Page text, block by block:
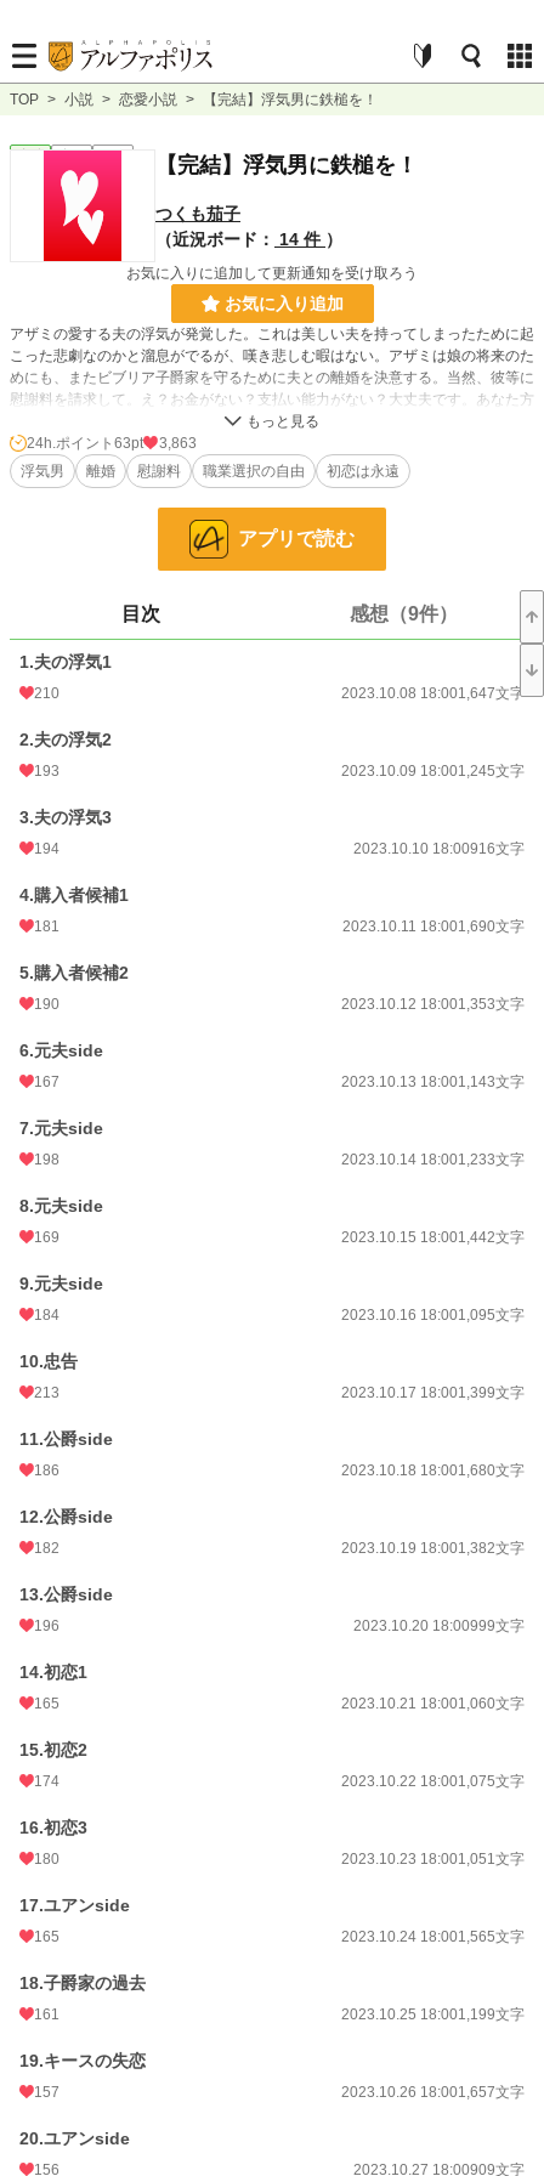
TOP > 小説 > 恋愛小説 > 【完結】浮気男に鉄槌を！
完結 短編 【完結】浮気男に鉄槌を！
つくも茄子
（近況ボード：
14 件 ）
お気に入りに追加して更新通知を受け取ろう
お気に入り追加
アザミの愛する夫の浮気が発覚した。これは美しい夫を持ってしまったために起
こった悲劇なのかと溜息がでるが、嘆き悲しむ暇はない。アザミは娘の将来のた
めにも、またビブリア子爵家を守るために夫との離婚を決意する。当然、彼等に
慰謝料を請求して。え？お金がない？支払い能力がない？大丈夫です。あなた方
はまだ若く美しい。ピッタリの働き口は用意してあります。勿論強制は致しませ
ん。特に元夫は美しさに加えて血統の良さもあるのでそこそこ需要はあるはず。
6,326 位 / 66,377 件
63 pt
文字数 26,512
初回公開日時 2023.10.08 18:00
年間ポイント
累計ポイント 927,598 pt (6,240 位)
24h.ポイント 63pt
3,863
浮気男
離婚 慰謝料 職業選択の自由 初恋は永遠
アプリで読む
目次 感想（9件）
1.夫の浮気1
210 2023.10.08 18:001,647文字
2.夫の浮気2
193 2023.10.09 18:001,245文字
3.夫の浮気3
194 2023.10.10 18:00916文字
4.購入者候補1
181 2023.10.11 18:001,690文字
5.購入者候補2
190 2023.10.12 18:001,353文字
6.元夫side
167 2023.10.13 18:001,143文字
7.元夫side
198 2023.10.14 18:001,233文字
8.元夫side
169 2023.10.15 18:001,442文字
9.元夫side
184 2023.10.16 18:001,095文字
10.忠告
213 2023.10.17 18:001,399文字
11.公爵side
186 2023.10.18 18:001,680文字
12.公爵side
182 2023.10.19 18:001,382文字
13.公爵side
196 2023.10.20 18:00999文字
14.初恋1
165 2023.10.21 18:001,060文字
15.初恋2
174 2023.10.22 18:001,075文字
16.初恋3
180 2023.10.23 18:001,051文字
17.ユアンside
165 2023.10.24 18:001,565文字
18.子爵家の過去
161 2023.10.25 18:001,199文字
19.キースの失恋
157 2023.10.26 18:001,657文字
20.ユアンside
156 2023.10.27 18:00909文字